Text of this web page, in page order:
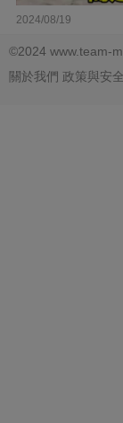
2024/08/19
©2024 www.team-
關於我們 政策與安全